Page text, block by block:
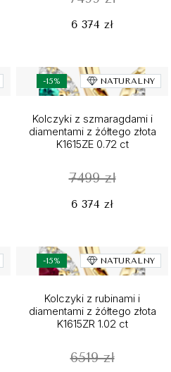
6 374 zł
-15% NATURALNY
Kolczyki z szmaragdami i
diamentami z żółtego złota
K1615ZE 0.72 ct
7499 zł
6 374 zł
-15% NATURALNY
Kolczyki z rubinami i
diamentami z żółtego złota
K1615ZR 1.02 ct
6519 zł